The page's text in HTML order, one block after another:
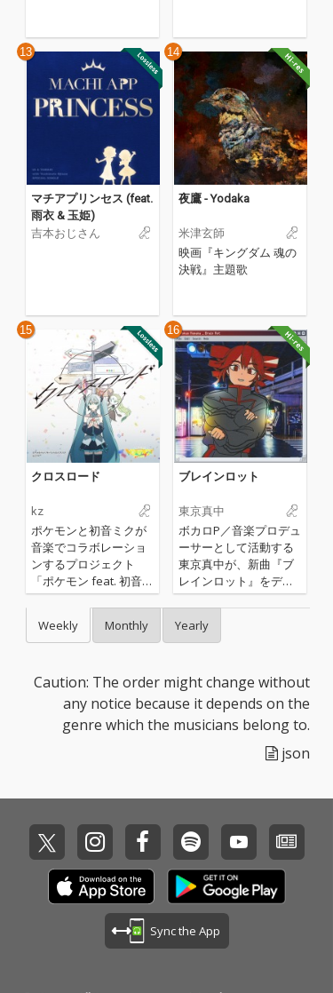
13
マチアプリンセス (feat.
雨衣 & 玉姫)
吉本おじさん
14
夜鷹 - Yodaka
米津玄師
映画『キングダム 魂の
決戦』主題歌
15
クロスロード
kz
ポケモンと初音ミクが
音楽でコラボレーショ
ンするプロジェクト
「ポケモン feat. 初音ミ
ク Project VOLTAGE Hi
ル楽曲がリリース！プ
ロジェクトから生まれ
目、kz × TAKU INOUE
のタッグによる「クロ
スロード」が配信スタ
ート！
16
ブレインロット
東京真中
ボカロP／音楽プロデュ
ーサーとして活動する
東京真中が、新曲『ブ
レインロット』をデジ
タルリリース。 本作は
となる作品で、現代的
なインターネットカル
たテーマが特徴的な一
曲。
Weekly Monthly Yearly
Caution: The order might change without
any notice because it depends on the
genre which the musicians belong to.
json
Sync the App